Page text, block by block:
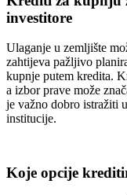
investitore
Ulaganje u zemljište
zahtijeva pažljivo
kupnje putem kredita.
a izbor prave može
je važno dobro istražiti
institucije.
Koje opcije